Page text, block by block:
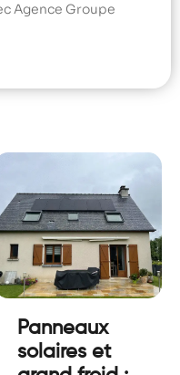
Agence Groupe
Panneaux
solaires et